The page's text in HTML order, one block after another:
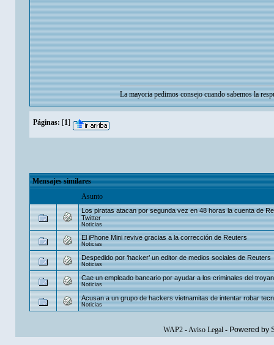
La mayoria pedimos consejo cuando sabemos la
Páginas: [1]
Mensajes similares
Asunto
Los piratas atacan por segunda vez en 48 horas la cuenta de
Twitter
Noticias
El iPhone Mini revive gracias a la corrección de Reuters
Noticias
Despedido por ‘hacker’ un editor de medios sociales de Reuters
Noticias
Cae un empleado bancario por ayudar a los criminales del
Noticias
Acusan a un grupo de hackers vietnamitas de intentar robar
Noticias
WAP2-Aviso Legal- Powered by